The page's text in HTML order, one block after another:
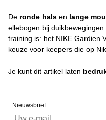
De ronde hals en lange
ellebogen bij
training is: het NIKE Gardien
keuze voor keepers die op
Je kunt dit artikel laten
Nieuwsbrief